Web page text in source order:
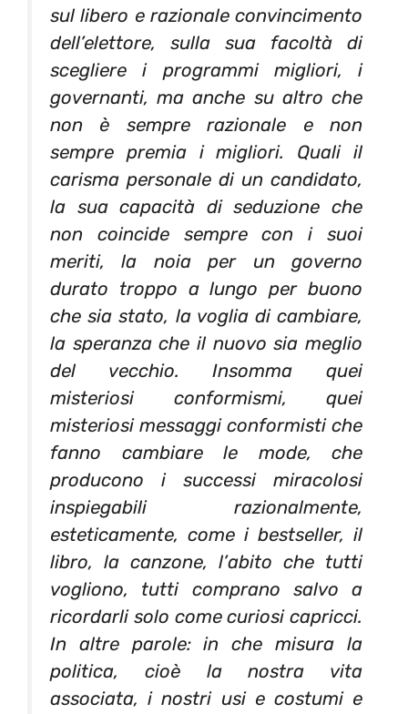
sul libero e razionale convincimento
dell’elettore, sulla sua facoltà di
scegliere i programmi migliori, i
governanti, ma anche su altro che
non è sempre razionale e non
sempre premia i migliori. Quali il
carisma personale di un candidato,
la sua capacità di seduzione che
non coincide sempre con i suoi
meriti, la noia per un governo
durato troppo a lungo per buono
che sia stato, la voglia di cambiare,
la speranza che il nuovo sia meglio
del vecchio. Insomma quei
misteriosi conformismi, quei
misteriosi messaggi conformisti che
fanno cambiare le mode, che
producono i successi miracolosi
inspiegabili razionalmente,
esteticamente, come i bestseller, il
libro, la canzone, l’abito che tutti
vogliono, tutti comprano salvo a
ricordarli solo come curiosi capricci.
In altre parole: in che misura la
politica, cioè la nostra vita
associata, i nostri usi e costumi e